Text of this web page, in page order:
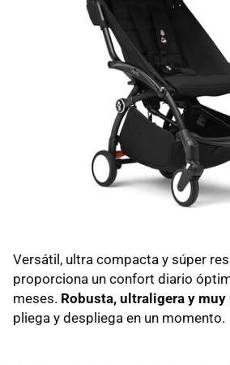
Versátil, ultra compacta y súper
proporciona un confort diario
meses. Robusta, ultraligera y muy
pliega y despliega en un momento.